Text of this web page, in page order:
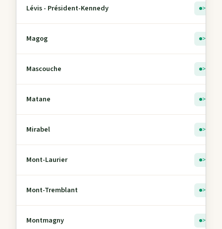
Lévis - Président-Kennedy > 5
Magog > 5
Mascouche > 5
Matane > 5
Mirabel > 5
Mont-Laurier > 5
Mont-Tremblant > 5
Montmagny > 5